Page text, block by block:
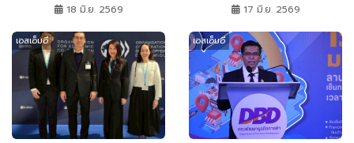
Transformation เปลี่ยนจาก
7 ธุรกิจต้นแบบโชว์แผนรักษ์
โลกที่ทำได้จริง และวัดผลได้!
พร้อมปักหมุดภารกิจส่งไทยสู่
เป้าหมาย Net Zero อย่าง
ยั่งยืน
18 มิ.ย. 2569
S’ ร่วมไทยช่วยไทยพลัส ก่อน
17 มิ.ย. 2569
เอสเอ็มอี เอสเอ็มอี